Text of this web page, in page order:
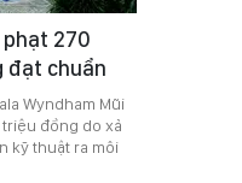
phạt 270
đạt chuẩn
Wyndham Mũi
đồng do xả
kỹ thuật ra môi